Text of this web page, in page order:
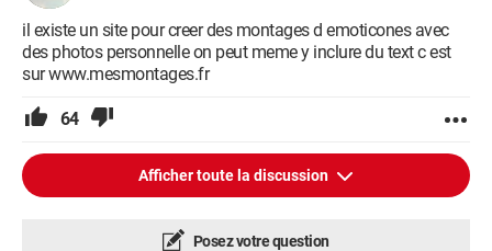
il existe un site pour creer des montages d emoticones avec
des photos personnelle on peut meme y inclure du text c est
sur www.mesmontages.fr
64
Afficher toute la discussion
Posez votre question